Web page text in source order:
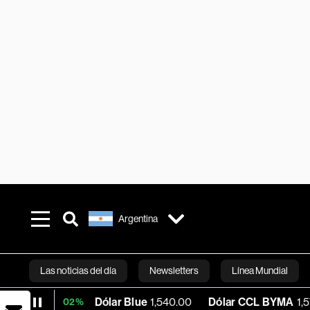
Argentina
Las noticias del día Newsletters Línea Mundial
Bloomberg
Dólar Blue 1,540.00 Dólar CCL BYMA 1,575.06